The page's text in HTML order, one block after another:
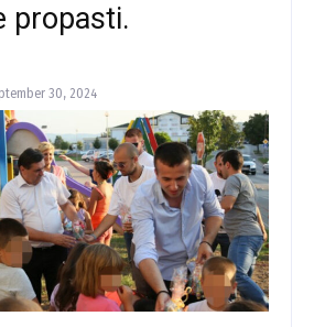
propasti.
30, 2024